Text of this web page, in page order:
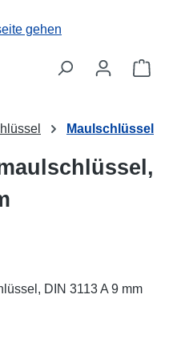
Maulschlüssel